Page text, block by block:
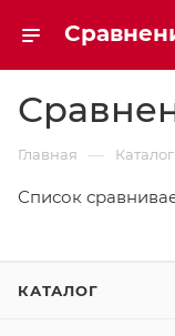
Главная — Каталог
Список
КАТАЛОГ